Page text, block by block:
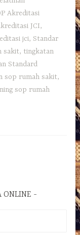
Akreditasi
JCI,
jci, Standar
sakit, tingkatan
Standard
sop rumah sakit,
sop rumah
ONLINE